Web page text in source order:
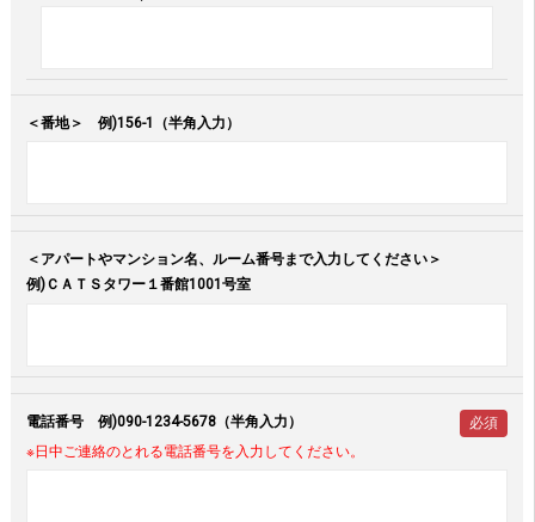
＜番地＞ 例)156-1（半角入力）
＜アパートやマンション名、ルーム番号まで入力してください＞
例)ＣＡＴＳタワー１番館1001号室
電話番号 例)090-1234-5678（半角入力）
必須
※日中ご連絡のとれる電話番号を入力してください。